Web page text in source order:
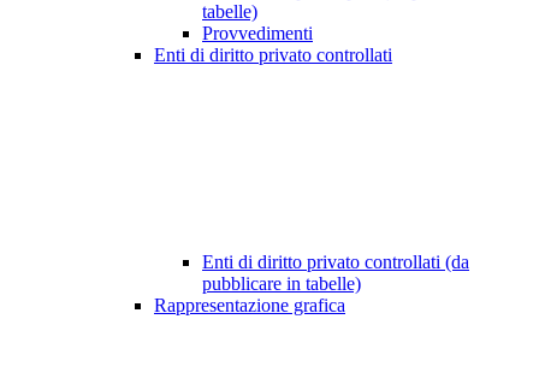
tabelle)
Provvedimenti
Enti di diritto privato controllati
Enti di diritto privato controllati (da
pubblicare in tabelle)
Rappresentazione grafica